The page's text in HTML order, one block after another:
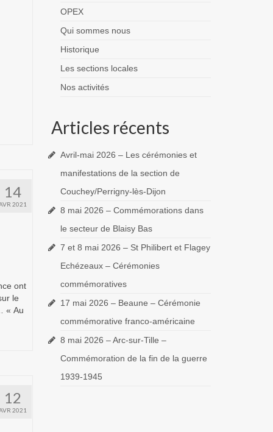
14
2021
ont
le
« Au
12
2021
OPEX
Qui sommes nous
Historique
Les sections locales
Nos activités
Articles récents
Avril-mai 2026 – Les cérémonies et
manifestations de la section de
Couchey/Perrigny-lès-Dijon
8 mai 2026 – Commémorations dans
le secteur de Blaisy Bas
7 et 8 mai 2026 – St Philibert et Flagey
Echézeaux – Cérémonies
commémoratives
17 mai 2026 – Beaune – Cérémonie
commémorative franco-américaine
8 mai 2026 – Arc-sur-Tille –
Commémoration de la fin de la guerre
1939-1945